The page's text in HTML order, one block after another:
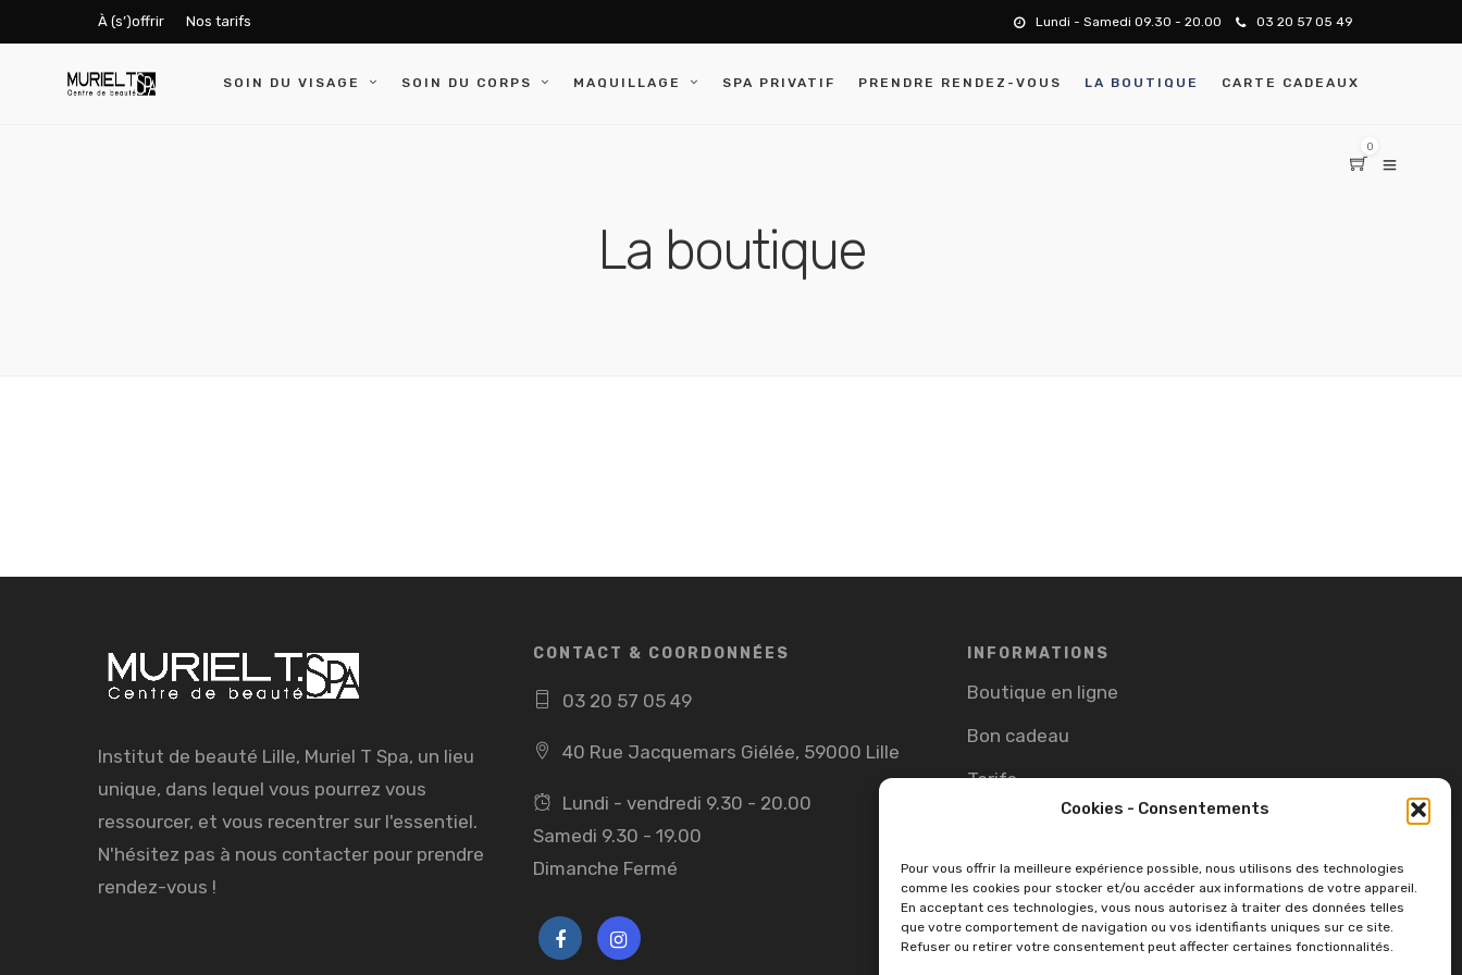
Cookies - Consentements
Pour vous offrir la meilleure expérience possible, nous utilisons des technologies
comme les cookies pour stocker et/ou accéder aux informations de votre appareil.
En acceptant ces technologies, vous nous autorisez à traiter des données telles
que votre comportement de navigation ou vos identifiants uniques sur ce site.
Refuser ou retirer votre consentement peut affecter certaines fonctionnalités.
Lundi - Samedi 09.30 - 20.00 03 20 57 05 49
À (s’)offrir Nos tarifs
SOIN DU VISAGE SOIN DU CORPS MAQUILLAGE SPA PRIVATIF PRENDRE RENDEZ-VOUS LA BOUTIQUE CARTE CADEAUX
0
La boutique
Institut de beauté Lille, Muriel T Spa, un lieu
unique, dans lequel vous pourrez vous
ressourcer, et vous recentrer sur l'essentiel.
N'hésitez pas à nous contacter pour prendre
rendez-vous !
CONTACT & COORDONNÉES
03 20 57 05 49
40 Rue Jacquemars Giélée, 59000 Lille
Lundi - vendredi 9.30 - 20.00
Samedi 9.30 - 19.00
Dimanche Fermé
INFORMATIONS
Boutique en ligne
Bon cadeau
Tarifs
Cookie Policy (EU)